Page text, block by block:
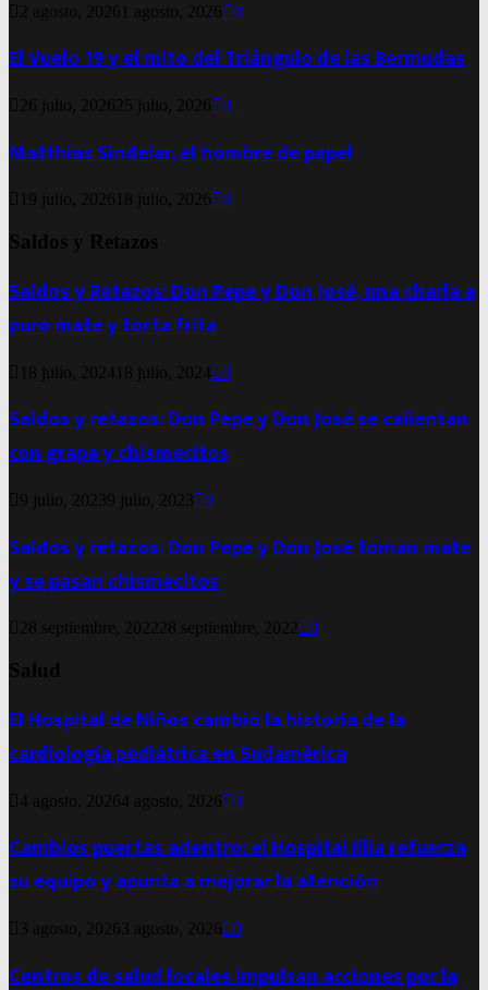
2 agosto, 2026 1 agosto, 2026 0
El Vuelo 19 y el mito del Triángulo de las Bermudas
26 julio, 2026 25 julio, 2026 0
Matthias Sindelar, el hombre de papel
19 julio, 2026 18 julio, 2026 0
Saldos y Retazos
Saldos y Retazos: Don Pepe y Don José, una charla a
puro mate y torta frita
18 julio, 2024 18 julio, 2024 0
Saldos y retazos: Don Pepe y Don José se calientan
con grapa y chismecitos
9 julio, 20239 julio, 2023 0
Saldos y retazos: Don Pepe y Don José toman mate
y se pasan chismecitos
28 septiembre, 202228 septiembre, 2022 0
Salud
El Hospital de Niños cambió la historia de la
cardiología pediátrica en Sudamérica
4 agosto, 20264 agosto, 2026 0
Cambios puertas adentro: el Hospital Illia refuerza
su equipo y apunta a mejorar la atención
3 agosto, 2026 3 agosto, 2026 0
Centros de salud locales impulsan acciones por la